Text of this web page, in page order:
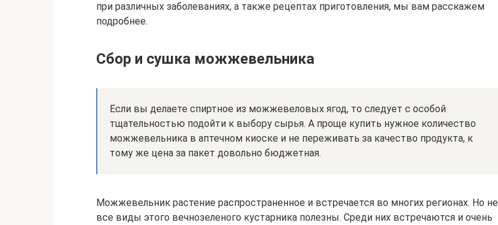
при различных заболеваниях, а также рецептах приготовления, мы вам расскажем
подробнее.
Сбор и сушка можжевельника
Если вы делаете спиртное из можжевеловых ягод, то следует с особой
тщательностью подойти к выбору сырья. А проще купить нужное количество
можжевельника в аптечном киоске и не переживать за качество продукта, к
тому же цена за пакет довольно бюджетная.
Можжевельник растение распространенное и встречается во многих регионах. Но не
все виды этого вечнозеленого кустарника полезны. Среди них встречаются и очень